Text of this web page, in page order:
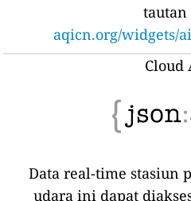
aqicn.org/widgets/
Cloud
Data real-time stasiun
udara ini dapat